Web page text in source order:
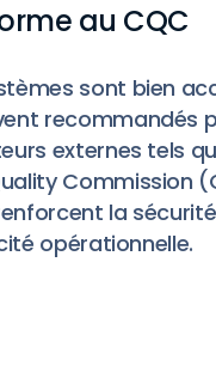
au CQC
sont bien
recommandés
externes tels
Commission
la
opérationnelle.